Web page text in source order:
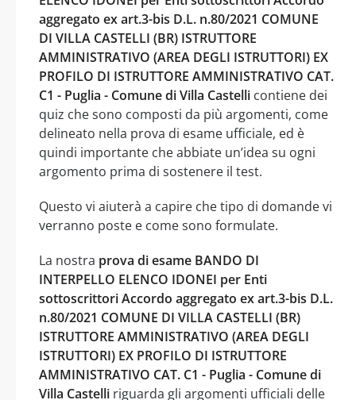
aggregato ex art.3-bis D.L. n.80/2021 COMUNE
DI VILLA CASTELLI (BR) ISTRUTTORE
AMMINISTRATIVO (AREA DEGLI ISTRUTTORI) EX
PROFILO DI ISTRUTTORE AMMINISTRATIVO CAT.
C1 - Puglia - Comune di Villa Castelli contiene dei
quiz che sono composti da più argomenti, come
delineato nella prova di esame ufficiale, ed è
quindi importante che abbiate un’idea su ogni
argomento prima di sostenere il test.
Questo vi aiuterà a capire che tipo di domande vi
verranno poste e come sono formulate.
La nostra prova di esame BANDO DI
INTERPELLO ELENCO IDONEI per Enti
sottoscrittori Accordo aggregato ex art.3-bis D.L.
n.80/2021 COMUNE DI VILLA CASTELLI (BR)
ISTRUTTORE AMMINISTRATIVO (AREA DEGLI
ISTRUTTORI) EX PROFILO DI ISTRUTTORE
AMMINISTRATIVO CAT. C1 - Puglia - Comune di
Villa Castelli riguarda gli argomenti ufficiali delle